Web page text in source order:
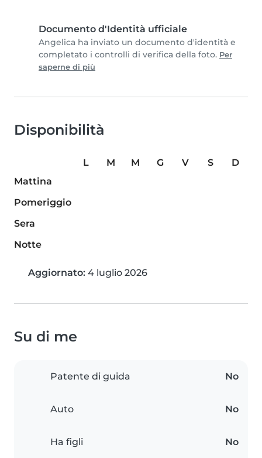
Documento d'Identità ufficiale
Angelica ha inviato un documento d'identità e
completato i controlli di verifica della foto. Per
saperne di più
Disponibilità
L M M G V S
D
Mattina
Pomeriggio
Sera
Notte
Aggiornato: 4 luglio 2026
Su di me
Patente di guida No
Auto No
Ha figli No